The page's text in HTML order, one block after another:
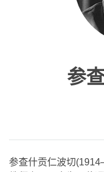
参
参查什贡仁波切